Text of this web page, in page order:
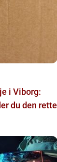
i Viborg:
du den rette